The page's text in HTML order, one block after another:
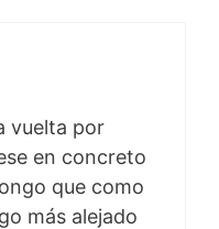
vuelta por
en concreto
que como
más alejado